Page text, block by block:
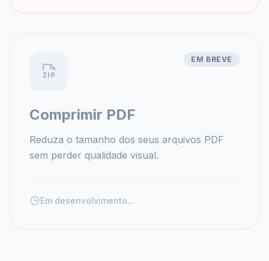
EM BREVE
Comprimir PDF
Reduza o tamanho dos seus arquivos PDF
sem perder qualidade visual.
Em desenvolvimento...